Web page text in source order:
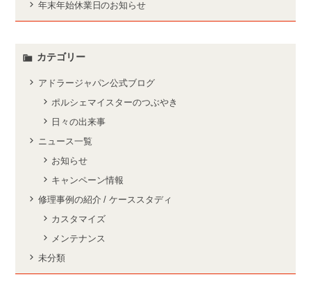
年末年始休業日のお知らせ
カテゴリー
アドラージャパン公式ブログ
ポルシェマイスターのつぶやき
日々の出来事
ニュース一覧
お知らせ
キャンペーン情報
修理事例の紹介 / ケーススタディ
カスタマイズ
メンテナンス
未分類